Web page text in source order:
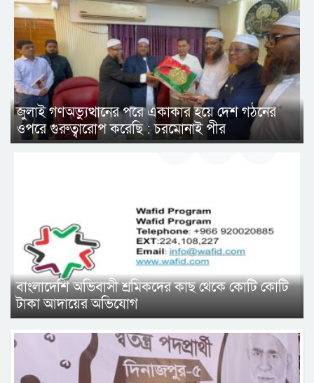
জুলাই গণঅভ্যুত্থানের পরে একাকার হয়ে দেশ গঠনের
ওপরে গুরুত্বারোপ করেছি : চরমোনাই পীর
বাংলাদেশি অভিবাসী শ্রমিকদের কাছ থেকে কোটি কোটি
টাকা আদায়ের অভিযোগ